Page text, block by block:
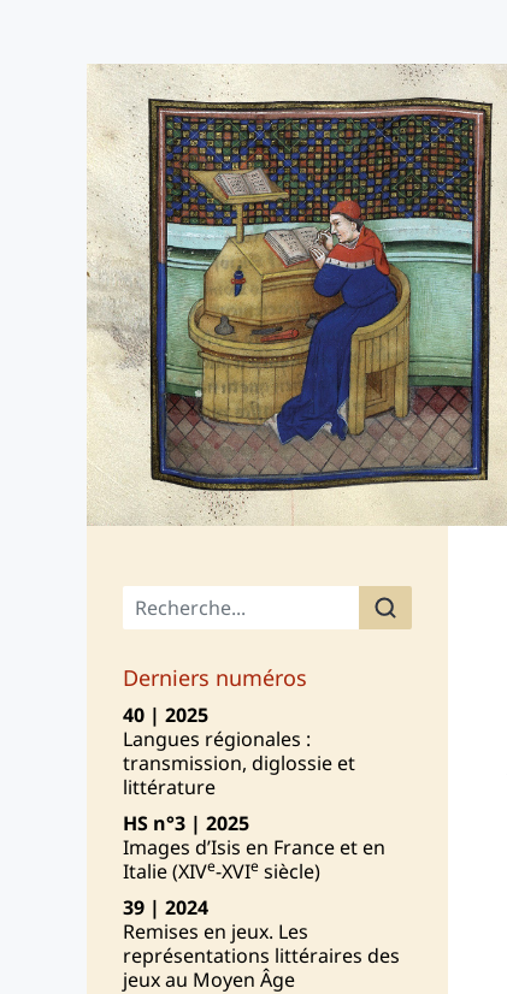
Menu principal
Derniers numéros
40 | 2025
Langues régionales :
transmission, diglossie et
littérature
HS n°3 | 2025
Images d’Isis en France et en
Italie (XIVe-XVIe siècle)
39 | 2024
Remises en jeux. Les
représentations littéraires des
jeux au Moyen Âge